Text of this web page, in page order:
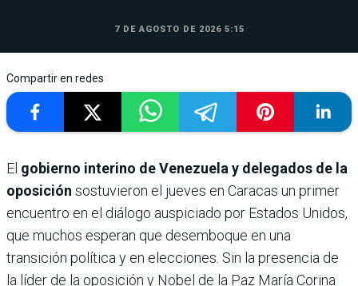
7 DE AGOSTO DE 2026 5:15
Compartir en redes
El gobierno interino de Venezuela y delegados de la
oposición sostuvieron el jueves en Caracas un primer
encuentro en el diálogo auspiciado por Estados Unidos,
que muchos esperan que desemboque en una
transición política y en elecciones. Sin la presencia de
la líder de la oposición y Nobel de la Paz María Corina